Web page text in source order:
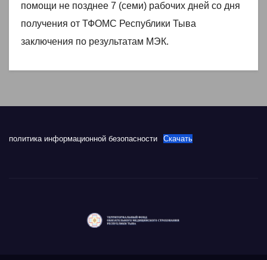
помощи не позднее 7 (семи) рабочих дней со дня
получения от ТФОМС Республики Тыва
заключения по результатам МЭК.
политика информационной безопасности Скачать